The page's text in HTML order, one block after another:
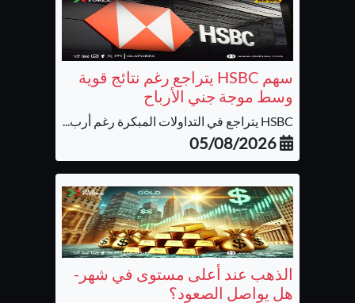
سهم HSBC يتراجع رغم نتائج قوية
وسط موجة جني الأرباح
HSBC يتراجع في التداولات المبكرة رغم أرب...
05/08/2026
الذهب عند أعلى مستوى في شهر-
هل يواصل الصعود؟